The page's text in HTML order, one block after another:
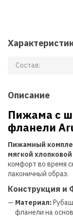
Состав:
Описание
Пижама с
фланели
Пижамный
мягкой
комфорт во время
лаконичный образ.
Конструкция и
— Материал:
фланели на